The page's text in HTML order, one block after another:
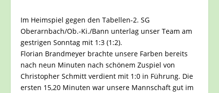
Im Heimspiel gegen den Tabellen-2. SG
Oberarnbach/Ob.-Ki./Bann unterlag unser Team am
gestrigen Sonntag mit 1:3 (1:2).
Florian Brandmeyer brachte unsere Farben bereits
nach neun Minuten nach schönem Zuspiel von
Christopher Schmitt verdient mit 1:0 in Führung. Die
ersten 15,20 Minuten war unsere Mannschaft gut im